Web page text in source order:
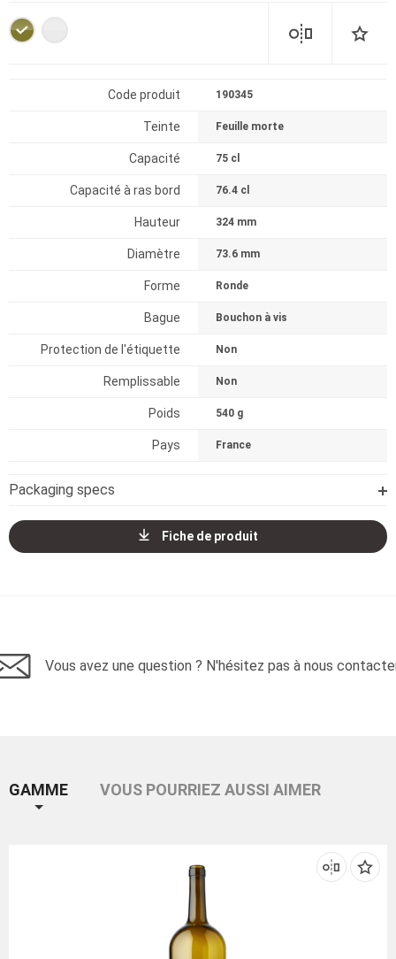
Code produit 190345
Teinte Feuille morte
Capacité 75 cl
Capacité à ras bord 76.4 cl
Hauteur 324 mm
Diamètre 73.6 mm
Forme Ronde
Bague Bouchon à vis
Protection de l'étiquette Non
Remplissable Non
Poids 540 g
Pays France
Packaging specs
Fiche de produit
Vous avez une question ? N'hésitez pas à nous
GAMME VOUS POURRIEZ AUSSI AIMER